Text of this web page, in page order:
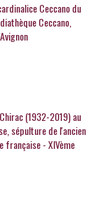
Ceccano du
Ceccano,
(1932-2019) au
sépulture de l'ancien
française - XIVème